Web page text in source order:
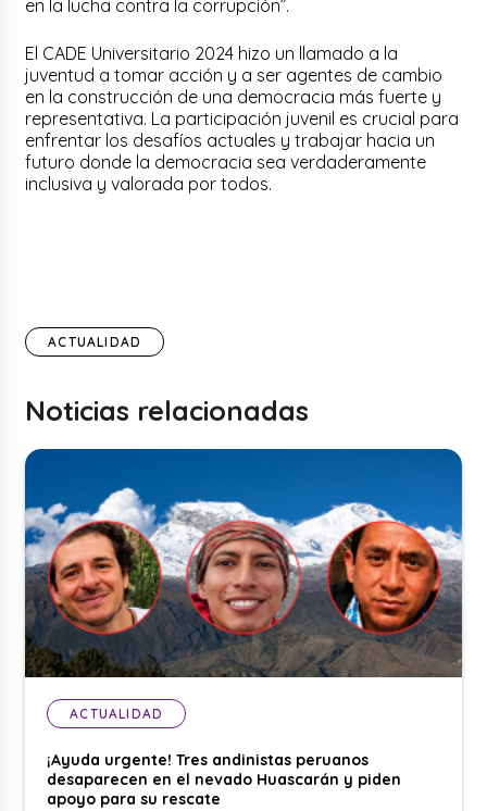
en la lucha contra la corrupción”.
El CADE Universitario 2024 hizo un llamado a la
juventud a tomar acción y a ser agentes de cambio
en la construcción de una democracia más fuerte y
representativa. La participación juvenil es crucial para
enfrentar los desafíos actuales y trabajar hacia un
futuro donde la democracia sea verdaderamente
inclusiva y valorada por todos.
ACTUALIDAD
Noticias relacionadas
ACTUALIDAD
¡Ayuda urgente! Tres andinistas peruanos
desaparecen en el nevado Huascarán y piden
apoyo para su rescate